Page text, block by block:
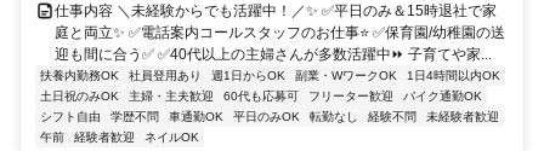
仕事内容 ＼未経験からでも活躍中！／✨ ✅平日のみ＆15時退社で家
庭と両立✨ ✅電話案内コールスタッフのお仕事⭐ ✅保育園/幼稚園の送
迎も間に合う✅ ✅40代以上の主婦さんが多数活躍中⏩ 子育てや家...
扶養内勤務OK 社員登用あり 週1日からOK 副業・WワークOK
1日4時間以内OK
土日祝のみOK
主婦・主夫歓迎 60代も応募可 フリーター歓迎
バイク通勤OK
シフト自由
学歴不問 車通勤OK 平日のみOK 転勤なし 経験不問
未経験者歓迎
午前
経験者歓迎 ネイルOK